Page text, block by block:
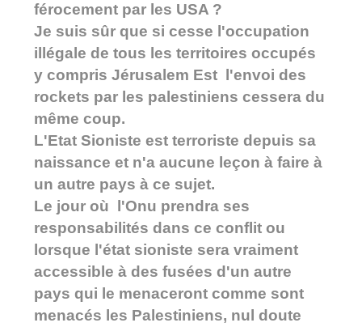
férocement par les USA ?
Je suis sûr que si cesse l'occupation
illégale de tous les territoires occupés
y compris Jérusalem Est l'envoi des
rockets par les palestiniens cessera du
même coup.
L'Etat Sioniste est terroriste depuis sa
naissance et n'a aucune leçon à faire à
un autre pays à ce sujet.
Le jour où l'Onu prendra ses
responsabilités dans ce conflit ou
lorsque l'état sioniste sera vraiment
accessible à des fusées d'un autre
pays qui le menaceront comme sont
menacés les Palestiniens, nul doute